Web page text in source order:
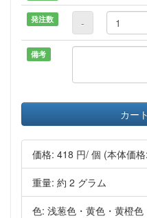
発注数 -
備考
カー
価格: 418 円/ 個 (本体価
重量: 約 2 グラム
色: 浅葱色・黄色・黄橙